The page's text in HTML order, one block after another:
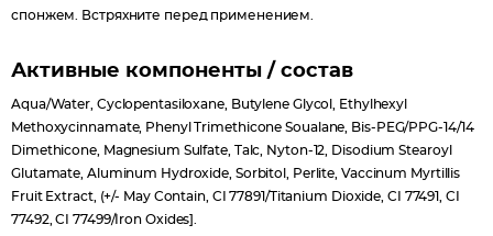
спонжем. Встряхните перед применением.
Активные компоненты / состав
Aqua/Water, Cyclopentasiloxane, Butylene Glycol, Ethylhexyl
Methoxycinnamate, Phenyl Trimethicone Soualane, Bis-PEG/PPG-14/14
Dimethicone, Magnesium Sulfate, Talc, Nyton-12, Disodium Stearoyl
Glutamate, Aluminum Hydroxide, Sorbitol, Perlite, Vaccinum Myrtillis
Fruit Extract, (+/- May Contain, CI 77891/Titanium Dioxide, CI 77491, CI
77492, CI 77499/Iron Oxides].